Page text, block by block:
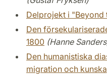
Delprojekt i "Beyond
Den
1800 (Hanne
Den humanistiska
migration och